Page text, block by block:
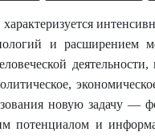
и расширением
новую задачу —
потенциалом и